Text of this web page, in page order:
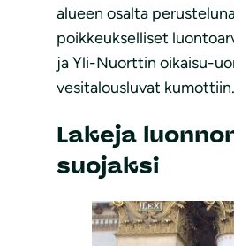
alueen osalta
poikkeukselliset
ja Yli-Nuorttin oikaisu-
vesitalousluvat kumottiin.
Lakeja
suojaksi